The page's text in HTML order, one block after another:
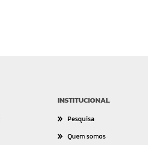
INSTITUCIONAL
Pesquisa
Quem somos